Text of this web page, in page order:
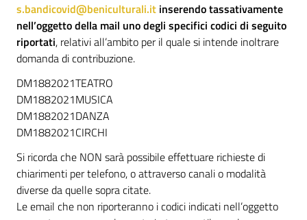
s.bandicovid@beniculturali.it inserendo tassativamente
nell’oggetto della mail uno degli specifici codici di seguito
riportati, relativi all’ambito per il quale si intende inoltrare
domanda di contribuzione.
DM1882021TEATRO
DM1882021MUSICA
DM1882021DANZA
DM1882021CIRCHI
Si ricorda che NON sarà possibile effettuare richieste di
chiarimenti per telefono, o attraverso canali o modalità
diverse da quelle sopra citate.
Le email che non riporteranno i codici indicati nell’oggetto